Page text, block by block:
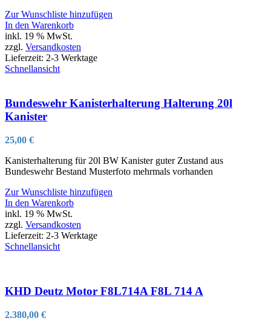
Zur Wunschliste hinzufügen
In den Warenkorb
inkl. 19 % MwSt.
zzgl. Versandkosten
Lieferzeit: 2-3 Werktage
Schnellansicht
Bundeswehr Kanisterhalterung Halterung 20l
Kanister
25,00 €
Kanisterhalterung für 20l BW Kanister guter Zustand aus
Bundeswehr Bestand Musterfoto mehrmals vorhanden
Zur Wunschliste hinzufügen
In den Warenkorb
inkl. 19 % MwSt.
zzgl. Versandkosten
Lieferzeit: 2-3 Werktage
Schnellansicht
KHD Deutz Motor F8L714A F8L 714 A
2.380,00 €